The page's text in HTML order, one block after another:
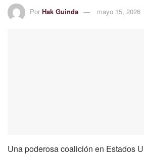
Por Hak Guinda mayo 15, 2026
Una poderosa coalición en Estados